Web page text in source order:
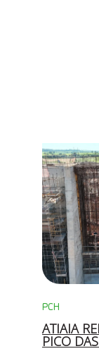
PCH
ATIAIA
PICO